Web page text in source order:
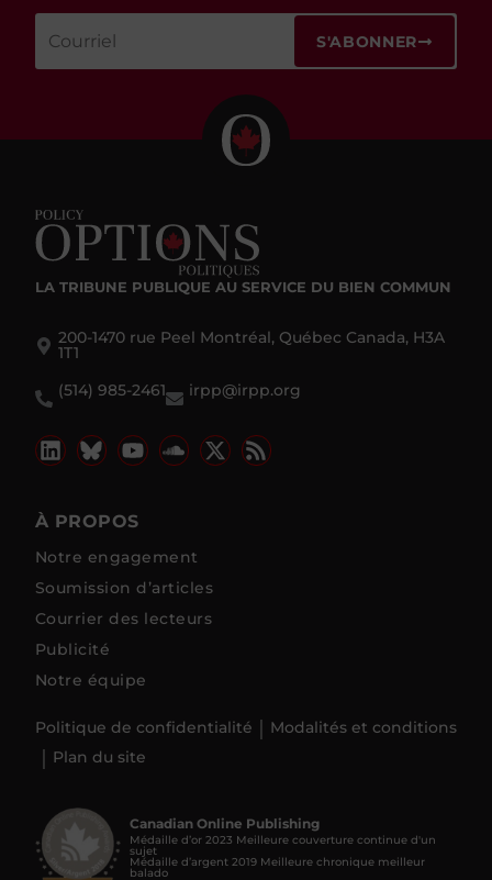
S'ABONNER
LA TRIBUNE PUBLIQUE AU SERVICE DU BIEN COMMUN
200-1470 rue Peel Montréal, Québec Canada, H3A
1T1
(514) 985-2461
irpp@irpp.org
À PROPOS
Notre engagement
Soumission d’articles
Courrier des lecteurs
Publicité
Notre équipe
Politique de confidentialité
Modalités et conditions
Plan du site
Canadian Online Publishing
Médaille d’or 2023 Meilleure couverture continue d'un
sujet
Médaille d’argent 2019 Meilleure chronique meilleur
balado